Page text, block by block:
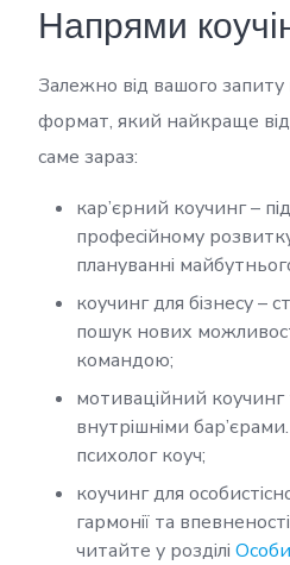
Напрями
Залежно від вашого
формат, який найкраще
саме зараз:
кар’єрний коучинг –
професійному
плануванні
коучинг для бізнесу –
пошук нових
командою;
мотиваційний коучинг
внутрішніми
психолог коуч;
коучинг для
гармонії та
читайте у розділі